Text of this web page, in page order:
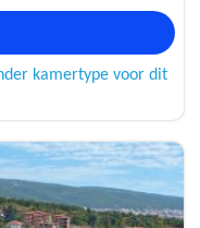
kamertype voor dit